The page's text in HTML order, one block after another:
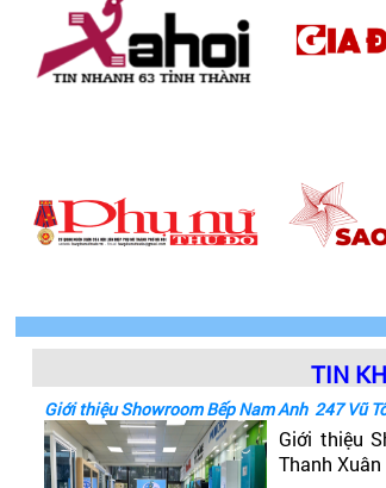
TIN
Giới thiệu Showroom Bếp Nam Anh 247 Vũ
Giới thiệu
Thanh